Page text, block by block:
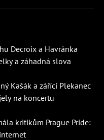
Decroix a Havránka
a záhadná slova
Kašák a zářící Plekanec
na koncertu
kritikům Prague Pride: